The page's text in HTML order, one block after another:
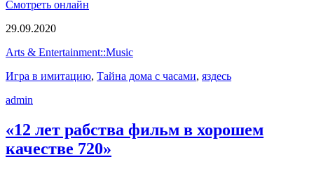
Смотреть онлайн
29.09.2020
Arts & Entertainment::Music
Игра в имитацию, Тайна дома с часами, яздесь
admin
«12 лет рабства фильм в хорошем
качестве 720»